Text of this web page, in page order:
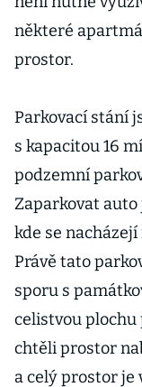
některé
prostor.
Parkovací stání
s kapacitou 16
podzemní
Zaparkovat
kde se
Právě tato
sporu s
celistvou
chtěli prostor
a celý prostor je